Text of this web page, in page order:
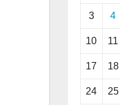
3 4
10 11
17 18
24 25